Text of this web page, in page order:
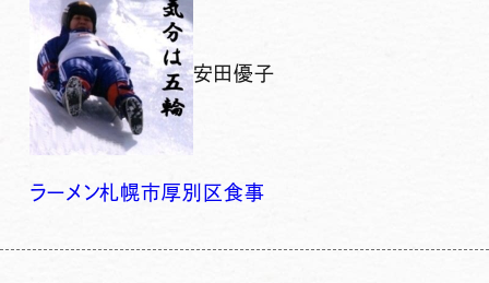
安田優子
ラーメン札幌市厚別区食事